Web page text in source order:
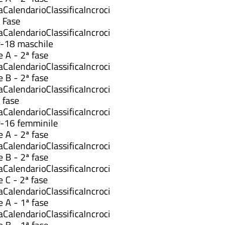
CalendarioClassificaIncroci
CalendarioClassificaIncroci
18 maschile
A - 2ª fase
CalendarioClassificaIncroci
B - 2ª fase
CalendarioClassificaIncroci
CalendarioClassificaIncroci
16 femminile
A - 2ª fase
CalendarioClassificaIncroci
B - 2ª fase
CalendarioClassificaIncroci
C - 2ª fase
CalendarioClassificaIncroci
A - 1ª fase
CalendarioClassificaIncroci